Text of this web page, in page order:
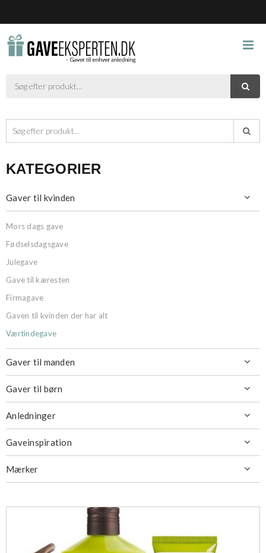



KATEGORIER
Gaver til kvinden 
Mors dags gave
Fødselsdagsgave
Julegave
Gave til kæresten
Firmagave
Gaven til kvinden der har alt
Værtindegave
Gaver til manden 
Gaver til børn 
Anledninger 
Gaveinspiration 
Mærker 